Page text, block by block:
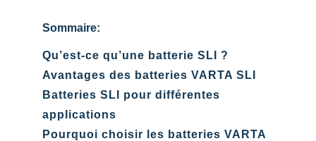
Sommaire:
Qu’est-ce qu’une batterie SLI ?
Avantages des batteries VARTA SLI
Batteries SLI pour différentes
applications
Pourquoi choisir les batteries VARTA